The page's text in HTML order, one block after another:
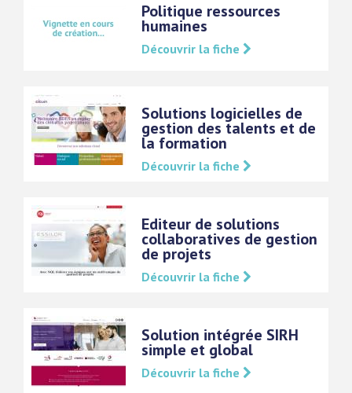
Politique ressources
humaines
Découvrir la fiche
Solutions logicielles de
gestion des talents et de
la formation
Découvrir la fiche
Editeur de solutions
collaboratives de gestion
de projets
Découvrir la fiche
Solution intégrée SIRH
simple et global
Découvrir la fiche